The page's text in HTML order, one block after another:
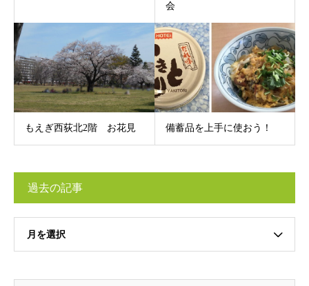
会
もえぎ西荻北2階 お花見 備蓄品を上手に使おう！
過去の記事
月を選択